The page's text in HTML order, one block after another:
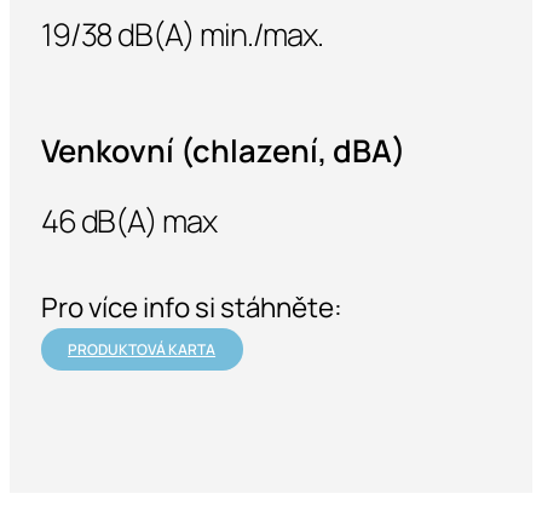
19/38 dB(A) min./max.
Venkovní (chlazení, dBA)
46 dB(A) max
Pro více info si stáhněte:
PRODUKTOVÁ KARTA